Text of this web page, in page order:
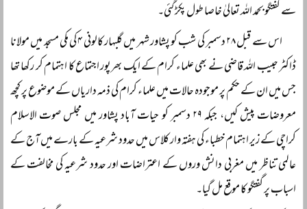
سے گفتگو بحمد اللہ تعالیٰ خاصا طول پکڑ گئی۔
اس سے قبل ۲۸ دسمبر کی شب کو پشاور شہر میں گلبہار کالونی ۴ کی مکی مسجد میں مولانا
ڈاکٹر حبیب اللہ قاضی نے بھی علماء کرام کے ایک بھرپور اجتماع کا اہتمام کر رکھا تھا
جس میں ان کے حکم پر موجودہ حالات میں علماء کرام کی ذمہ داریاں کے موضوع پر کچھ
معروضات پیش کیں، جبکہ ۲۹ دسمبر کو حیات آباد پشاور میں مجلس صوت الاسلام
کراچی کے زیر اہتمام خطباء کی ہفتہ وار کلاس میں حدود شرعیہ کے بارے میں آج کے
عالمی تناظر میں مغربی دانش وروں کے اعتراضات اور حدود شرعیہ کی مخالفت کے
اسباب پر گفتگو کا موقع مل گیا۔